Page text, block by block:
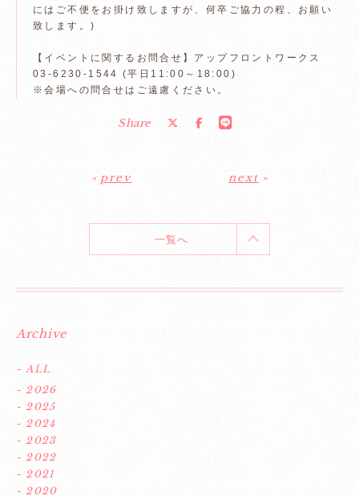
にはご不便をお掛け致しますが、何卒ご協力の程、お願い
致します。)
【イベントに関するお問合せ】アップフロントワークス
03-6230-1544 (平日11:00～18:00)
※会場への問合せはご遠慮ください。
Share
« prev next »
一覧へ
Archive
- ALL
- 2026
- 2025
- 2024
- 2023
- 2022
- 2021
- 2020